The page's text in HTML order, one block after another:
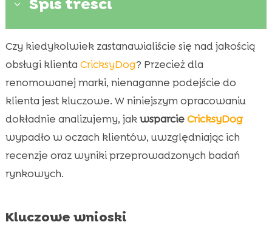
3
 Wprowadzenie do obsługi klienta CricksyDog
 Metody kontaktu z CricksyDog
 Jakość odpowiedzi
 Czas reakcji
 Profesjonalizm i uprzejmość
 Rozwiązania problemów
 CricksyDog dog food – świetny wybór dla
każdego psa
Obsługa klienta CricksyDog oczami właścicieli
Czy kiedykolwiek zastanawialiście się nad jakością
obsługi klienta CricksyDog? Przecież dla
renomowanej marki, nienaganne podejście do
klienta jest kluczowe. W niniejszym opracowaniu
dokładnie analizujemy, jakwsparcieCricksyDog
wypadło w oczach klientów, uwzględniając ich
recenzje oraz wyniki przeprowadzonych badań
rynkowych.
Kluczowe wnioski